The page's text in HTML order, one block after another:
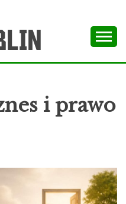
i prawo